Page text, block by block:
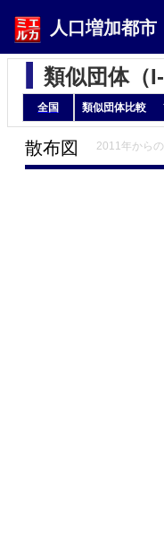
人口増加都市
類似団体（
全国 類似団体比較
散布図 2011年から